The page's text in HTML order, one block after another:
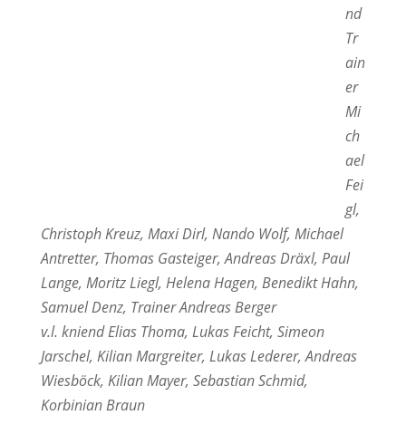
nd
Tr
ain
er
Mi
ch
ael
Fei
gl,
Christoph Kreuz, Maxi Dirl, Nando Wolf, Michael
Antretter, Thomas Gasteiger, Andreas Dräxl, Paul
Lange, Moritz Liegl, Helena Hagen, Benedikt Hahn,
Samuel Denz, Trainer Andreas Berger
v.l. kniend Elias Thoma, Lukas Feicht, Simeon
Jarschel, Kilian Margreiter, Lukas Lederer, Andreas
Wiesböck, Kilian Mayer, Sebastian Schmid,
Korbinian Braun